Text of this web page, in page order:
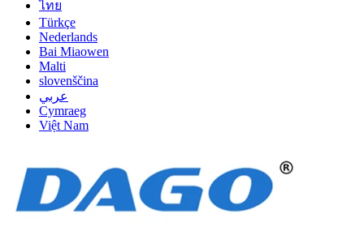
ไทย
Türkçe
Nederlands
Bai Miaowen
Malti
slovenščina
عربي
Cymraeg
Việt Nam